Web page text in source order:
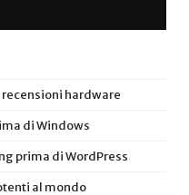
hardware
di Windows
prima di WordPress
al mondo